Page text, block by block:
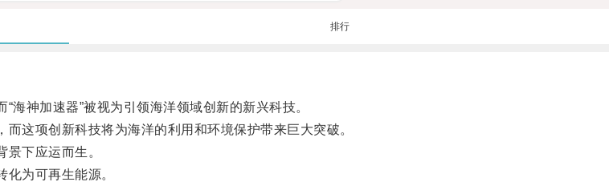
排行
神加速器”被视为引领海洋领域创新的新兴科技。
项创新科技将为海洋的利用和环境保护带来巨大突破。
下应运而生。
为可再生能源。